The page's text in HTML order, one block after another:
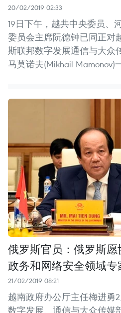
20/02/2019 02:33
19日下午，越共中央委员、
委员会主席阮德钟已同正对
斯联邦数字发展通信与大众
马莫诺夫(Mikhail Mamonov)
俄罗斯官员：俄罗斯
政务和网络安全领域专
21/02/2019 08:21
越南政府办公厅主任梅进勇
数字发展、通信与大众传媒